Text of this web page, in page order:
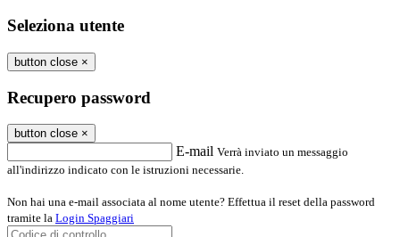
Seleziona utente
button close ×
Recupero password
button close ×
E-mail Verrà inviato un messaggio
all'indirizzo indicato con le istruzioni necessarie.
Non hai una e-mail associata al nome utente? Effettua il reset della password
tramite la Login Spaggiari